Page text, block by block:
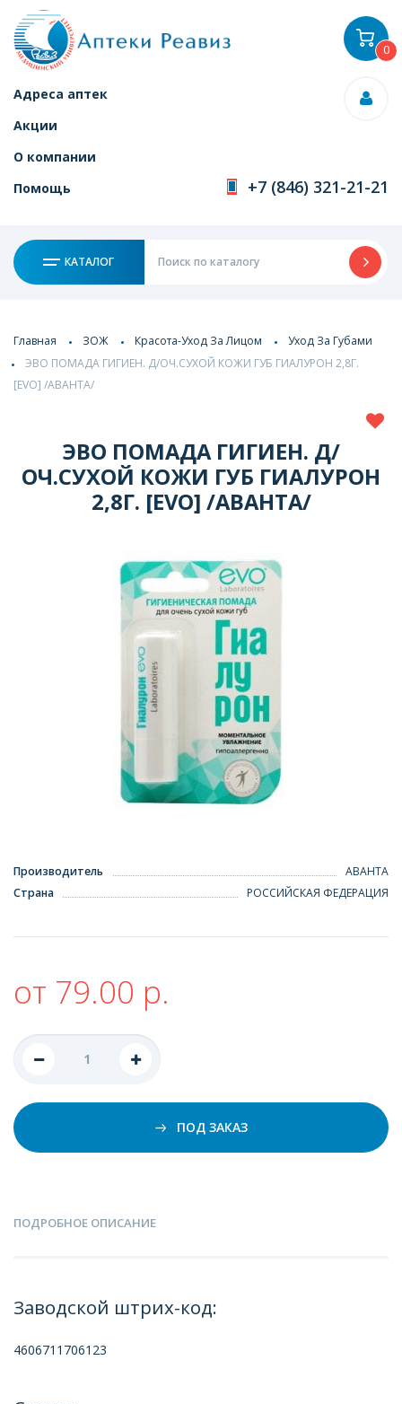
Адреса аптек
Акции
О компании
Помощь
+7 (846) 321-21-21
КАТАЛОГ
0
Главная ЗОЖ Красота-Уход За Лицом
Уход За Губами
ЭВО ПОМАДА ГИГИЕН. Д/ОЧ.СУХОЙ КОЖИ ГУБ ГИАЛУРОН 2,8Г.
[EVO] /АВАНТА/
ЭВО ПОМАДА ГИГИЕН. Д/
ОЧ.СУХОЙ КОЖИ ГУБ ГИАЛУРОН
2,8Г. [EVO] /АВАНТА/
Производитель
АВАНТА
Страна
РОССИЙСКАЯ ФЕДЕРАЦИЯ
от 79.00 р.
ПОД ЗАКАЗ
ПОДРОБНОЕ ОПИСАНИЕ
Заводской штрих-код:
4606711706123